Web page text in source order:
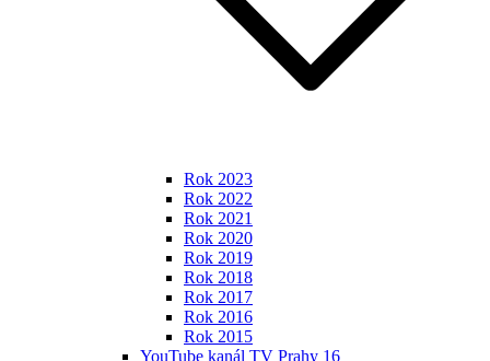
Rok 2023
Rok 2022
Rok 2021
Rok 2020
Rok 2019
Rok 2018
Rok 2017
Rok 2016
Rok 2015
YouTube kanál TV Prahy 16